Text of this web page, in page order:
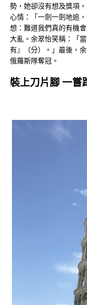
勢，她卻沒有想及獎項
心情：「一劍一劍地追
想：難道我們真的有機
大亂。余翠怡笑稱：「
有』（分）。」最後，
俄羅斯隊奪冠。
裝上刀片腳 一嘗